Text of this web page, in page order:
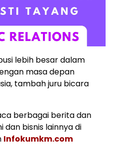
lebih besar dalam
masa depan
tambah juru bicara
berbagai berita dan
bisnis lainnya di
Infokumkm.com